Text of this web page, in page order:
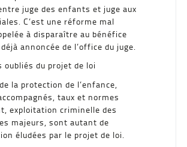
juge des enfants et juge aux
C’est une réforme mal
à disparaître au bénéfice
annoncée de l’office du juge.
oubliés du projet de loi
la protection de l’enfance,
taux et normes
exploitation criminelle des
majeurs, sont autant de
éludées par le projet de loi.